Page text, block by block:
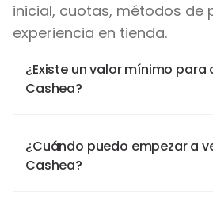
inicial, cuotas, métodos de
experiencia en tienda.
¿Existe un valor mínimo
Cashea?
¿Cuándo puedo empezar a
Cashea?